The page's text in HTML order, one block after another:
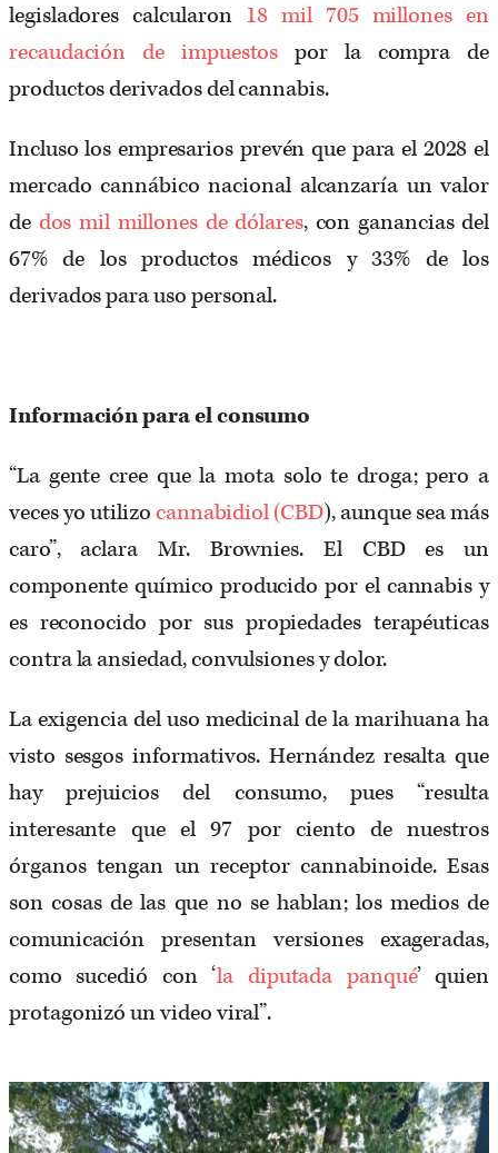
legisladores calcularon 18 mil 705 millones en
recaudación de impuestos por la compra de
productos derivados del cannabis.
Incluso los empresarios prevén que para el 2028 el
mercado cannábico nacional alcanzaría un valor
de dos mil millones de dólares, con ganancias del
67% de los productos médicos y 33% de los
derivados para uso personal.
Información para el consumo
“La gente cree que la mota solo te droga; pero a
veces yo utilizocannabidiol (CBD), aunque sea más
caro”, aclara Mr. Brownies. El CBD es un
componente químico producido por el cannabis y
es reconocido por sus propiedades terapéuticas
contra la ansiedad, convulsiones y dolor.
La exigencia del uso medicinal de la marihuana ha
visto sesgos informativos. Hernández resalta que
hay prejuicios del consumo, pues “resulta
interesante que el 97 por ciento de nuestros
órganos tengan un receptor cannabinoide. Esas
son cosas de las que no se hablan; los medios de
comunicación presentan versiones exageradas,
como sucedió con ‘la diputada panqué’ quien
protagonizó un video viral”.